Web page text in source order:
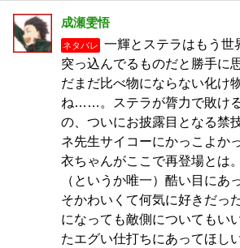
成瀬雯悟
ネタバレ
一輝とステラはもう世
突っ込んでるものだと勝手に
だまだ比べ物にならない化け
ね……。ステラが膂力で敗け
の、ついにお披露目となる禁
ネ先生サイコーにかっこよか
衣ちゃんがここで再登場とは
（というか唯一）酷い目にあ
そかわいくて何気に好きだっ
になっても敵側についてもい
たエグい仕打ちにあってほしい